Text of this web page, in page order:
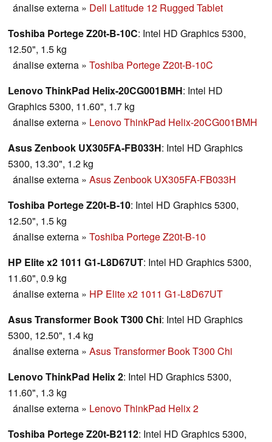
ánalise externa » Dell Latitude 12 Rugged Tablet
Toshiba Portege Z20t-B-10C: Intel HD Graphics 5300,
12.50", 1.5 kg
ánalise externa » Toshiba Portege Z20t-B-10C
Lenovo ThinkPad Helix-20CG001BMH: Intel HD
Graphics 5300, 11.60", 1.7 kg
ánalise externa » Lenovo ThinkPad Helix-20CG001BMH
Asus Zenbook UX305FA-FB033H: Intel HD Graphics
5300, 13.30", 1.2 kg
ánalise externa » Asus Zenbook UX305FA-FB033H
Toshiba Portege Z20t-B-10: Intel HD Graphics 5300,
12.50", 1.5 kg
ánalise externa » Toshiba Portege Z20t-B-10
HP Elite x2 1011 G1-L8D67UT: Intel HD Graphics 5300,
11.60", 0.9 kg
ánalise externa » HP Elite x2 1011 G1-L8D67UT
Asus Transformer Book T300 Chi: Intel HD Graphics
5300, 12.50", 1.4 kg
ánalise externa » Asus Transformer Book T300 Chi
Lenovo ThinkPad Helix 2: Intel HD Graphics 5300,
11.60", 1.3 kg
ánalise externa » Lenovo ThinkPad Helix 2
Toshiba Portege Z20t-B2112: Intel HD Graphics 5300,